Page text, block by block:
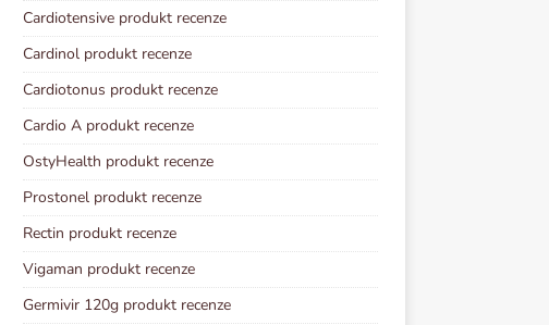
Cardiotensive produkt recenze
Cardinol produkt recenze
Cardiotonus produkt recenze
Cardio A produkt recenze
OstyHealth produkt recenze
Prostonel produkt recenze
Rectin produkt recenze
Vigaman produkt recenze
Germivir 120g produkt recenze